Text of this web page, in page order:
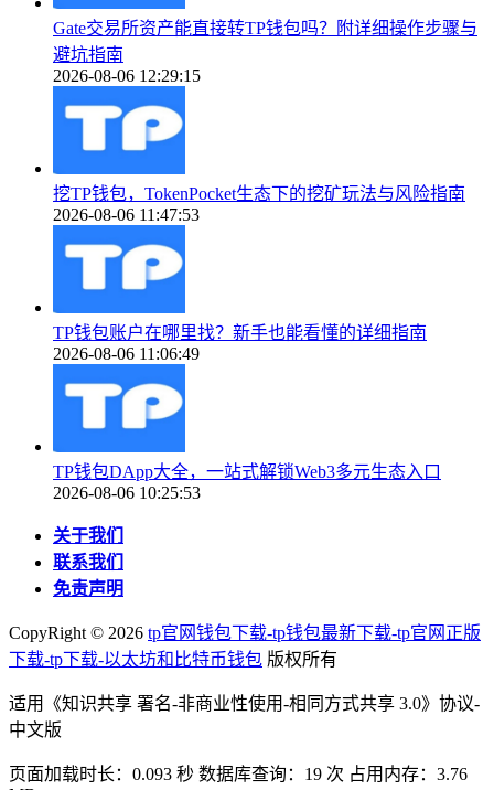
Gate交易所资产能直接转TP钱包吗？附详细操作步骤与
避坑指南
2026-08-06 12:29:15
挖TP钱包，TokenPocket生态下的挖矿玩法与风险指南
2026-08-06 11:47:53
TP钱包账户在哪里找？新手也能看懂的详细指南
2026-08-06 11:06:49
TP钱包DApp大全，一站式解锁Web3多元生态入口
2026-08-06 10:25:53
关于我们
联系我们
免责声明
CopyRight © 2026 tp官网钱包下载-tp钱包最新下载-tp官网正版
下载-tp下载-以太坊和比特币钱包 版权所有
适用《知识共享 署名-非商业性使用-相同方式共享 3.0》协议-
中文版
页面加载时长：0.093 秒 数据库查询：19 次 占用内存：3.76